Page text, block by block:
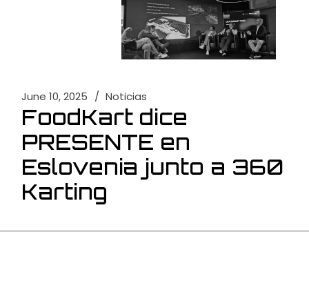
June 10, 2025 Noticias
FoodKart dice
PRESENTE en
Eslovenia junto a 360
Karting